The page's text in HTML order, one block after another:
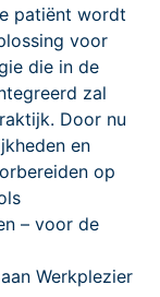
patiënt wordt
voor
die in de
zal
Door nu
en
op
– voor de
Werkplezier